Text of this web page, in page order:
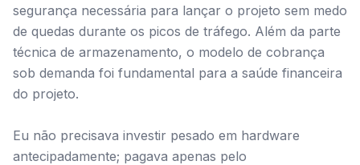
segurança necessária para lançar o projeto sem medo
de quedas durante os picos de tráfego. Além da parte
técnica de armazenamento, o modelo de cobrança
sob demanda foi fundamental para a saúde financeira
do projeto.
Eu não precisava investir pesado em hardware
antecipadamente; pagava apenas pelo